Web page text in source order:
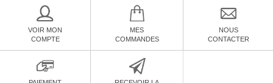
VOIR MON
COMPTE
MES
COMMANDES
NOUS
CONTACTER